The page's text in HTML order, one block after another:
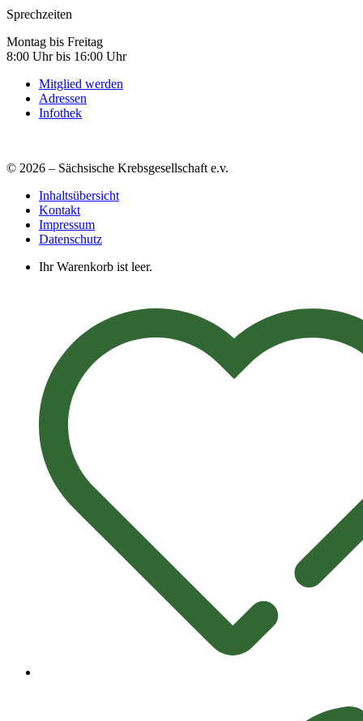
Sprechzeiten
Montag bis Freitag
8:00 Uhr bis 16:00 Uhr
Mitglied werden
Adressen
Infothek
© 2026 – Sächsische Krebsgesellschaft e.v.
Inhaltsübersicht
Kontakt
Impressum
Datenschutz
Ihr Warenkorb ist leer.